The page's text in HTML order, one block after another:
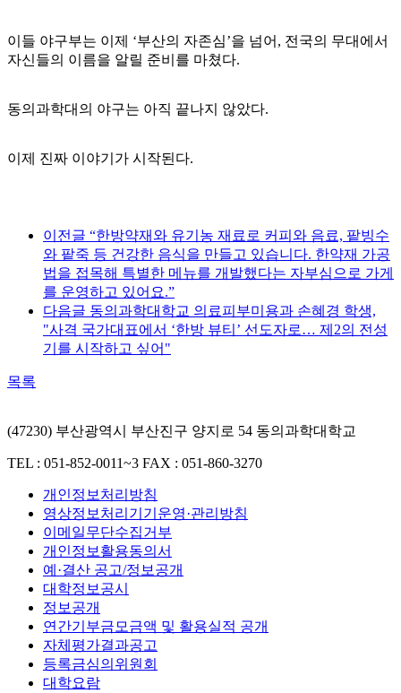
이들 야구부는 이제 ‘부산의 자존심’을 넘어, 전국의 무대에서
자신들의 이름을 알릴 준비를 마쳤다.
동의과학대의 야구는 아직 끝나지 않았다.
이제 진짜 이야기가 시작된다.
이전글 “한방약재와 유기농 재료로 커피와 음료, 팥빙수
와 팥죽 등 건강한 음식을 만들고 있습니다. 한약재 가공
법을 접목해 특별한 메뉴를 개발했다는 자부심으로 가게
를 운영하고 있어요.”
다음글 동의과학대학교 의료피부미용과 손혜경 학생,
"사격 국가대표에서 ‘한방 뷰티’ 선도자로… 제2의 전성
기를 시작하고 싶어"
목록
(47230) 부산광역시 부산진구 양지로 54 동의과학대학교
TEL : 051-852-0011~3 FAX : 051-860-3270
개인정보처리방침
영상정보처리기기운영·관리방침
이메일무단수집거부
개인정보활용동의서
예·결산 공고/정보공개
대학정보공시
정보공개
연간기부금모금액 및 활용실적 공개
자체평가결과공고
등록금심의위원회
대학요람